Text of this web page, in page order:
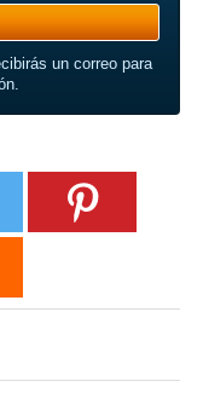
un correo para